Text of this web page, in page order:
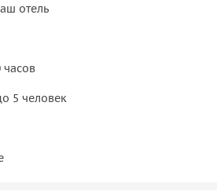
отель
часов
5 человек